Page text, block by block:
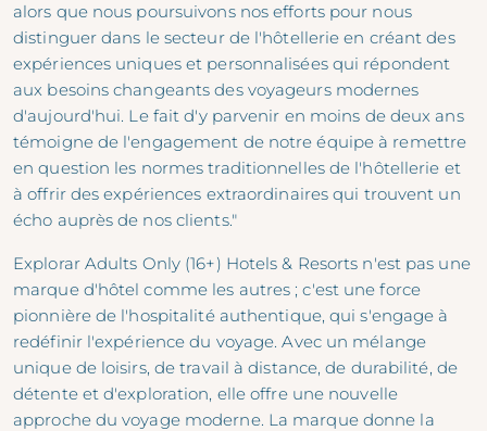
alors que nous poursuivons nos efforts pour nous
distinguer dans le secteur de l'hôtellerie en créant des
expériences uniques et personnalisées qui répondent
aux besoins changeants des voyageurs modernes
d'aujourd'hui. Le fait d'y parvenir en moins de deux ans
témoigne de l'engagement de notre équipe à remettre
en question les normes traditionnelles de l'hôtellerie et
à offrir des expériences extraordinaires qui trouvent un
écho auprès de nos clients."
Explorar Adults Only (16+) Hotels & Resorts n'est pas une
marque d'hôtel comme les autres ; c'est une force
pionnière de l'hospitalité authentique, qui s'engage à
redéfinir l'expérience du voyage. Avec un mélange
unique de loisirs, de travail à distance, de durabilité, de
détente et d'exploration, elle offre une nouvelle
approche du voyage moderne. La marque donne la